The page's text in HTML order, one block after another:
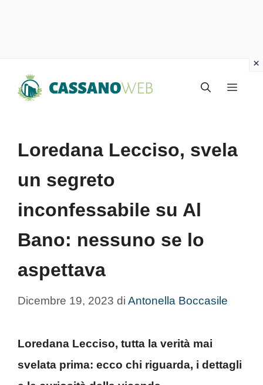
Menu
Loredana Lecciso, svela
un segreto
inconfessabile su Al
Bano: nessuno se lo
aspettava
Dicembre 19, 2023 di Antonella Boccasile
Loredana Lecciso, tutta la verità mai
svelata prima: ecco chi riguarda, i dettagli